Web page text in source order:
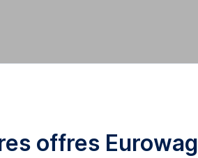
offres Eurowag